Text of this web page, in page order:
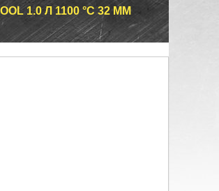
1.0 Л 1100 °C 32 ММ